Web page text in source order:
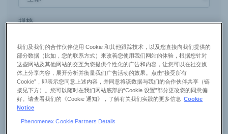
规格
孔径
粒径
我们及我们的合作伙伴使用 Cookie 和其他跟踪技术，以及您直接向我们提供的
部分数据（比如，您的联系方式）来改善您使用我们网站的体验，根据您针对
这些网站及其他网站的交互为您提供个性化的广告和内容，让您可以在社交媒
体上分享内容，展开分析并衡量我们广告活动的效果。点击“接受所有
Cookie”，即表示您同意上述内容，并同意将该数据与我们的合作伙伴共享（链
接见下方）。您可以随时在我们网站底部的“Cookie 设置”部分更改您的同意偏
好。请查看我们的《Cookie 通知》，了解有关我们实践的更多信息
Cookie
Notice
Phenomenex Cookie Partners Details